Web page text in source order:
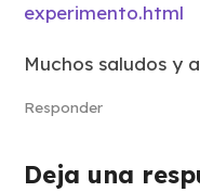
experimento.html
Muchos saludos y
Responder
Deja una